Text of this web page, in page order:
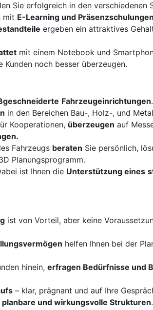
Sie erfolgreich in den verschiedenen
mit E-Learning und Präsenzschulungen
ergeben ein attraktives
mit einem Notebook und
Kunden noch besser überzeugen.
Fahrzeugeinrichtungen
in den Bereichen Bau-, Holz-, und
Kooperationen, überzeugen auf
Fahrzeugs beraten Sie persönlich,
Planungsprogramm.
ist Ihnen die Unterstützung eines
ist von Vorteil, aber keine
helfen Ihnen bei der
hinein, erfragen Bedürfnisse und
– klar, prägnant und auf Ihre
planbare und wirkungsvolle Strukturen.